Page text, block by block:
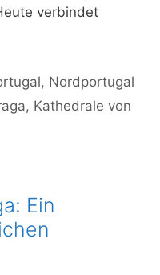
verbindet
, Nordportugal
, Kathedrale von
Ein